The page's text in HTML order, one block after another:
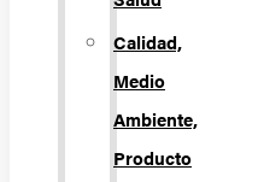
Calidad,
Medio
Ambiente,
Producto